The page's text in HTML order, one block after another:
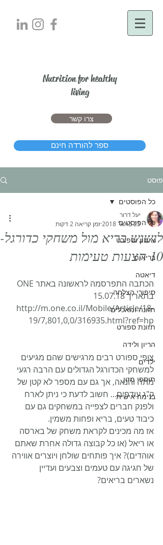
Nutrition for healthy
living
צרו קשר
ספר להורדה חינם
פוסט
כל הפוסטים
אימון וספורט
בריאות
דיאטה
סיפורי הצלחה
תזונה ומאכלים
תזונת ספורט
הריון ולידה
ילדים
תוספי מזון
בנימה אישית
כל הפוסטים
לנשנש בריא מול משחקי כדורגל-
10 הצעות טעימות
יעל דרור
25 באוג׳ 2018
זמן קריאה 2 דקות
בתאריך 15.07.18
http://m.one.co.il/Mobile/Article/18-
19/7,801,0,0/316935.html?ref=hp
צופי ספורט רבים מרגישים שהם מגיעים
למשחקי הכדורגל הגדולים עם הרבה רגעי
מתח והנאה, אך גם עם מספר לא קטן של
ק"ג עודפים... חשוב לדעת כי ניתן לארח
ולפנק חברים לצפייה במשחקים גם עם
כיבוד טעים, בריא ופחות משמין.
אז מה מכינים לקראת משחק של בארסה
או ריאל (או כל קבוצה גדולה אחרת שאתם
אוהדים)? איך פותחים שולחן ויוצרים אווירה
של חגיגה עם טעמים וצבעים ועדיין
נשארים בריאים?